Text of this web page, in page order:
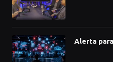
Alerta